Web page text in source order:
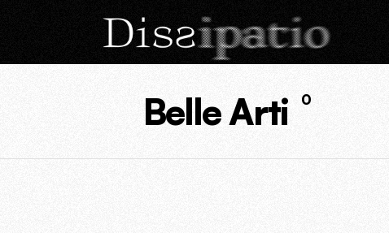
Belle Arti 0